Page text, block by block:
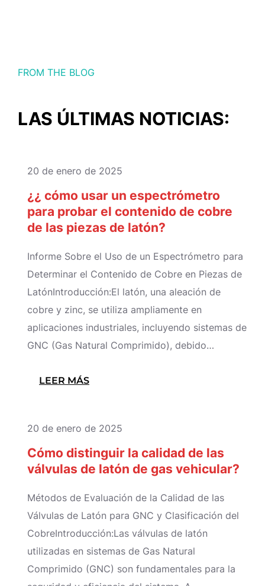
FROM THE BLOG
LAS ÚLTIMAS NOTICIAS:
20 de enero de 2025
¿¿ cómo usar un espectrómetro
para probar el contenido de cobre
de las piezas de latón?
Informe Sobre el Uso de un Espectrómetro para
Determinar el Contenido de Cobre en Piezas de
LatónIntroducción:El latón, una aleación de
cobre y zinc, se utiliza ampliamente en
aplicaciones industriales, incluyendo sistemas de
GNC (Gas Natural Comprimido), debido…
LEER MÁS:
USAR
UN
ESPECTRÓMETRO
PROBAR
EL
CONTENIDO
DE
COBRE
20 de enero de 2025
Cómo distinguir la calidad de las
válvulas de latón de gas vehicular?
Métodos de Evaluación de la Calidad de las
Válvulas de Latón para GNC y Clasificación del
CobreIntroducción:Las válvulas de latón
utilizadas en sistemas de Gas Natural
Comprimido (GNC) son fundamentales para la